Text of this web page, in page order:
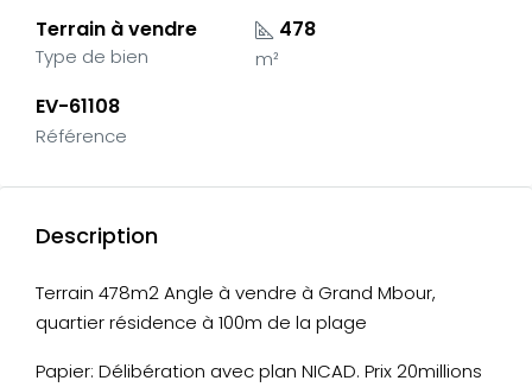
Terrain à vendre
Type de bien
478
m²
EV-61108
Référence
Description
Terrain 478m2 Angle à vendre à Grand Mbour,
quartier résidence à 100m de la plage
Papier: Délibération avec plan NICAD. Prix 20millions